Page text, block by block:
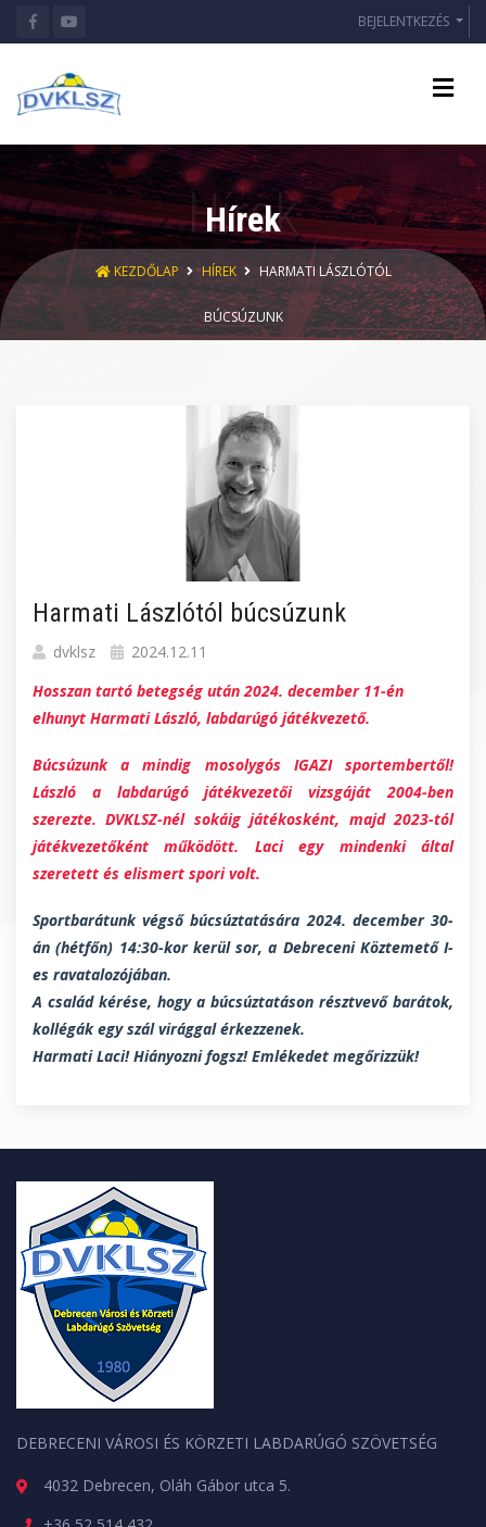
BEJELENTKEZÉS
Hírek
KEZDŐLAP HÍREK HARMATI LÁSZLÓTÓL
BÚCSÚZUNK
Harmati Lászlótól búcsúzunk
dvklsz
2024.12.11
Hosszan tartó betegség után 2024. december 11-én
elhunyt Harmati László, labdarúgó játékvezető.
Búcsúzunk a mindig mosolygós IGAZI sportembertől!
László a labdarúgó játékvezetői vizsgáját 2004-ben
szerezte. DVKLSZ-nél sokáig játékosként, majd 2023-tól
játékvezetőként működött. Laci egy mindenki által
szeretett és elismert spori volt.
Sportbarátunk végső búcsúztatására 2024. december 30-
án (hétfőn) 14:30-kor kerül sor, a Debreceni Köztemető I-
es ravatalozójában.
A család kérése, hogy a búcsúztatáson résztvevő barátok,
kollégák egy szál virággal érkezzenek.
Harmati Laci! Hiányozni fogsz! Emlékedet megőrizzük!
DEBRECENI VÁROSI ÉS KÖRZETI LABDARÚGÓ SZÖVETSÉG
4032 Debrecen, Oláh Gábor utca 5.